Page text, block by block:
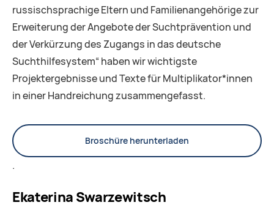
russischsprachige Eltern und Familienangehörige zur
Erweiterung der Angebote der Suchtprävention und
der Verkürzung des Zugangs in das deutsche
Suchthilfesystem“ haben wir wichtigste
Projektergebnisse und Texte für Multiplikator*innen
in einer Handreichung zusammengefasst.
Broschüre herunterladen
.
Ekaterina Swarzewitsch